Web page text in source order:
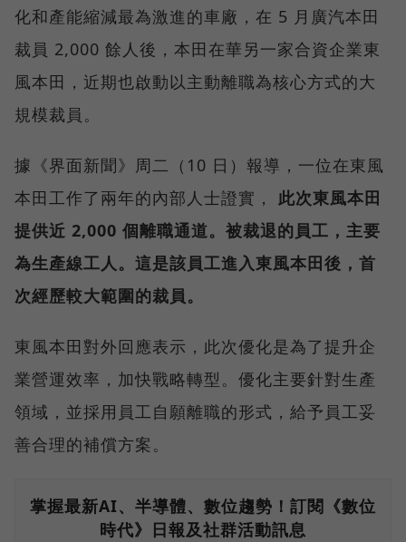
化和產能縮減最為激進的車廠，在 5 月廣汽本田
裁員 2,000 餘人後，本田在華另一家合資企業東
風本田，近期也啟動以主動離職為核心方式的大
規模裁員。
據《界面新聞》周二（10 日）報導，一位在東風
本田工作了兩年的內部人士證實， 此次東風本田
提供近 2,000 個離職通道。被裁退的員工，主要
為生產線工人。這是該員工進入東風本田後，首
次經歷較大範圍的裁員。
東風本田對外回應表示，此次優化是為了提升企
業營運效率，加快戰略轉型。優化主要針對生產
領域，並採用員工自願離職的形式，給予員工妥
善合理的補償方案。
掌握最新AI、半導體、數位趨勢！訂閱《數位
時代》日報及社群活動訊息